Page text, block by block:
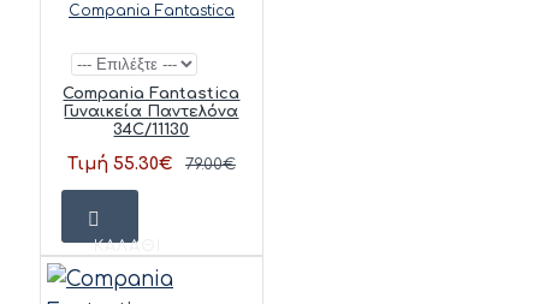
Compania Fantastica
Compania Fantastica
Γυναικεία Παντελόνα
34C/11130
Τιμή 55.30€ 79.00€
ΚΑΛΆΘΙ